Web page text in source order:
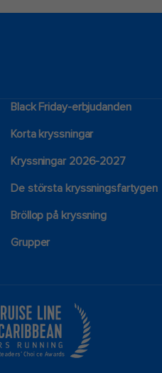
Black Friday-erbjudanden
Korta kryssningar
Kryssningar 2026-2027
De största kryssningsfartygen
Bröllop på kryssning
Grupper